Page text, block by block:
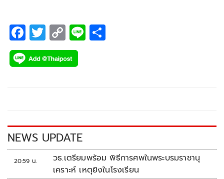
F
ac
e
k
T
wi
tt
C
o
p
k
Li
NEWS UPDATE
20:59 น.
วธ.เตรียมพร้อม พิธีการศพในพระบรมราชานุ
เคราะห์ เหตุยิงในโรงเรียน